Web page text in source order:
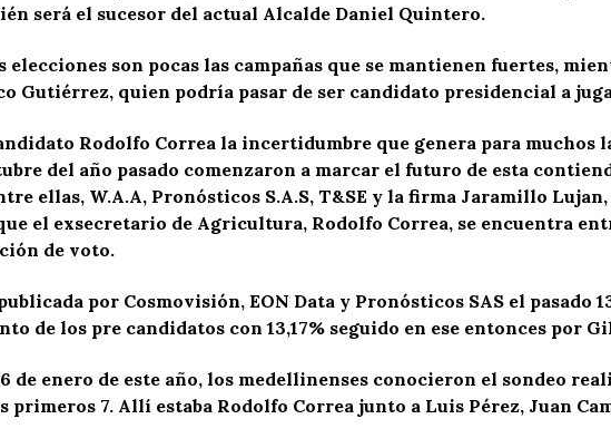
será el sucesor del actual Alcalde Daniel Quintero.
elecciones son pocas las campañas que se mantienen fuertes,
Gutiérrez, quien podría pasar de ser candidato presidencial a
Rodolfo Correa la incertidumbre que genera para muchos
del año pasado comenzaron a marcar el futuro de esta
ellas, W.A.A, Pronósticos S.A.S, T&SE y la firma Jaramillo
el exsecretario de Agricultura, Rodolfo Correa, se encuentra
de voto.
por Cosmovisión, EON Data y Pronósticos SAS el pasado
de los pre candidatos con 13,17% seguido en ese entonces por
de enero de este año, los medellinenses conocieron el sondeo
primeros 7. Allí estaba Rodolfo Correa junto a Luis Pérez, Juan